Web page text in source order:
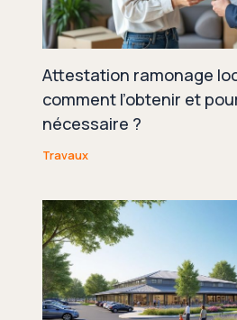
Attestation ramonage
comment l’obtenir et
nécessaire ?
Travaux